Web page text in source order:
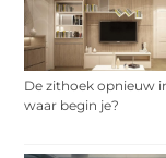
De zithoek opnieuw
waar begin je?